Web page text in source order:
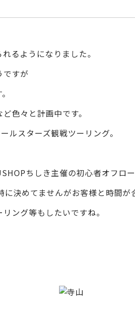
るようになりました。
ですが
色々と計画中です。
ルスターズ観戦ツーリング。
ちしき主催の初心者オフロー
に決めてませんがお客様と時間が
ング等もしたいですね。